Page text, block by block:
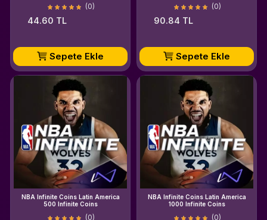
(0)
44.60 TL
Sepete Ekle
(0)
90.84 TL
Sepete Ekle
NBA Infinite Coins Latin America
500 Infinite Coins
(0)
NBA Infinite Coins Latin America
1000 Infinite Coins
(0)